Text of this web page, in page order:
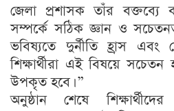
জেলা প্রশাসক তাঁর বক্তব্যে
সম্পর্কে সঠিক জ্ঞান ও
ভবিষ্যতে দুর্নীতি হ্রাস এবং
শিক্ষার্থীরা এই বিষয়ে
উপকৃত হবে। ”
অনুষ্ঠান শেষে